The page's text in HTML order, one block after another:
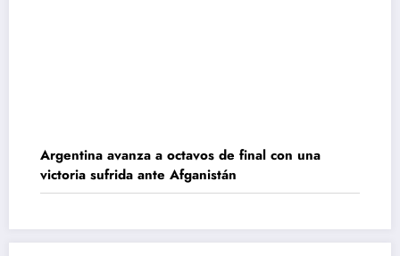
Argentina avanza a octavos de final con una
victoria sufrida ante Afganistán